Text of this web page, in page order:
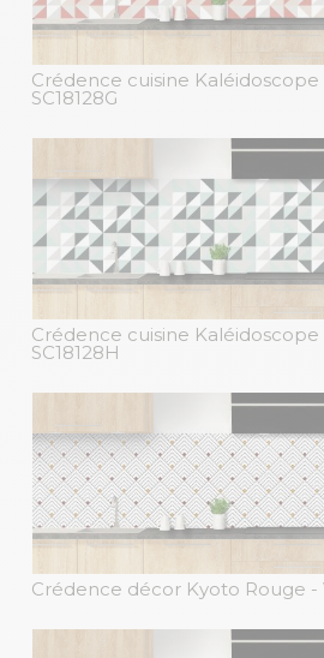
Crédence cuisine
SC18128G
Crédence cuisine
SC18128H
Crédence décor Kyoto Rouge -